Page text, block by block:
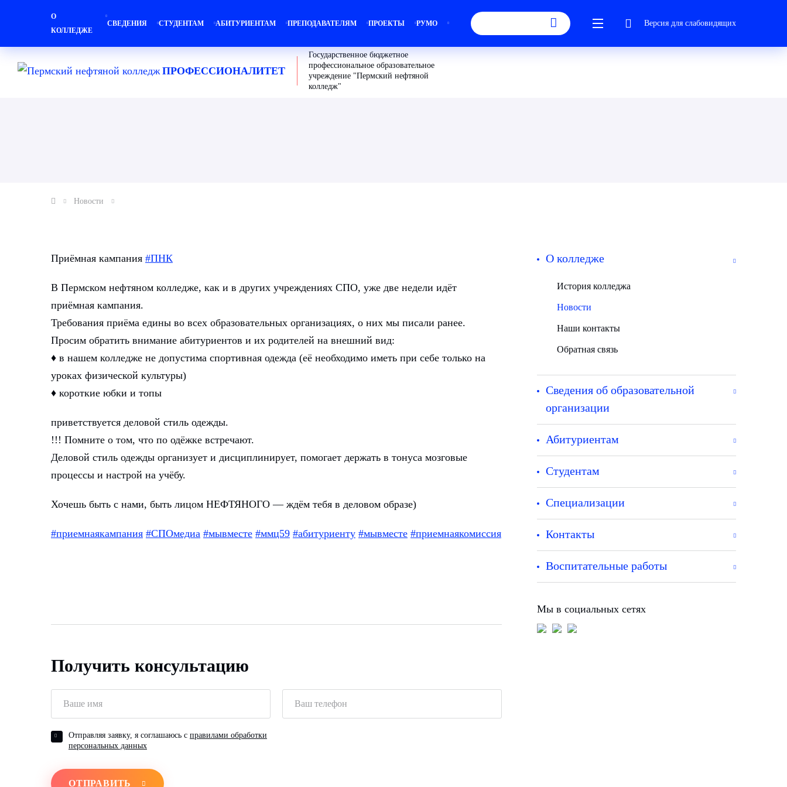
О
КОЛЛЕДЖЕ
СВЕДЕНИЯ СТУДЕНТАМ АБИТУРИЕНТАМ ПРЕПОДАВАТЕЛЯМ ПРОЕКТЫ РУМО Версия для слабовидящих
ПРОФЕССИОНАЛИТЕТ
Государственное бюджетное
профессиональное образовательное
учреждение "Пермский нефтяной
колледж"
Новости
Приёмная кампания #ПНК
В Пермском нефтяном колледже, как и в других учреждениях СПО, уже две недели идёт
приёмная кампания.
Требования приëма едины во всех образовательных организациях, о них мы писали ранее.
Просим обратить внимание абитуриентов и их родителей на внешний вид:
♦ в нашем колледже не допустима спортивная одежда (её необходимо иметь при себе только на
уроках физической культуры)
♦ короткие юбки и топы
приветствуется деловой стиль одежды.
!!! Помните о том, что по одёжке встречают.
Деловой стиль одежды организует и дисциплинирует, помогает держать в тонуса мозговые
процессы и настрой на учёбу.
Хочешь быть с нами, быть лицом НЕФТЯНОГО — ждём тебя в деловом образе)
#приемнаякампания #СПОмедиа #мывместе #ммц59 #абитуриенту #мывместе #приемнаякомиссия
Получить консультацию
Отправляя заявку, я соглашаюсь с правилами обработки
персональных данных
ОТПРАВИТЬ
О колледже
История колледжа
Новости
Наши контакты
Обратная связь
Сведения об образовательной
организации
Абитуриентам
Студентам
Специализации
Контакты
Воспитательные работы
Мы в социальных сетях